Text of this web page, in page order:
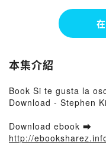
本集介紹
Book Si te gusta la
Download - Stephen
Download ebook ➡
http://